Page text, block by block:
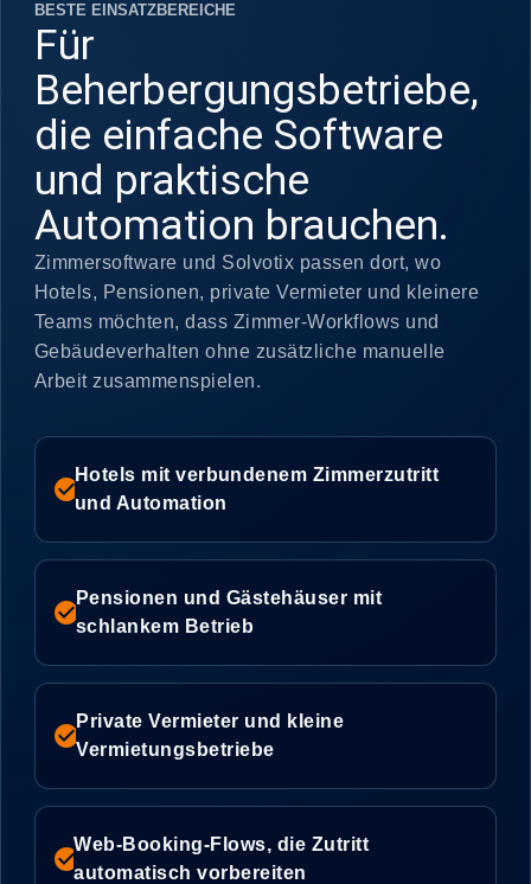
BESTE EINSATZBEREICHE
Für
Beherbergungsbetriebe,
die einfache Software
und praktische
Automation brauchen.
Zimmersoftware und Solvotix passen dort, wo
Hotels, Pensionen, private Vermieter und kleinere
Teams möchten, dass Zimmer-Workflows und
Gebäudeverhalten ohne zusätzliche manuelle
Arbeit zusammenspielen.
check_circle
Hotels mit verbundenem Zimmerzutritt
und Automation
check_circle
Pensionen und Gästehäuser mit
schlankem Betrieb
check_circle
Private Vermieter und kleine
Vermietungsbetriebe
check_circle
Web-Booking-Flows, die Zutritt
automatisch vorbereiten